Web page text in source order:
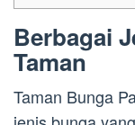
Berbagai
Taman
Taman Bunga